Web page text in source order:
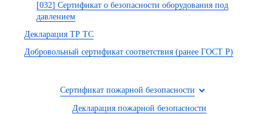
[032] Сертификат о безопасности оборудования под
давлением
Декларация ТР ТС
Добровольный сертификат соответствия (ранее ГОСТ Р)
Сертификат пожарной безопасности
Декларация пожарной безопасности